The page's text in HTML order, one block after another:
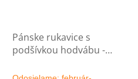
Pánske rukavice s
podšívkou hodvábu -